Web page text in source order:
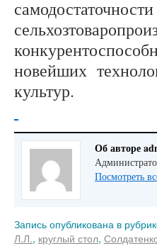
новейших
культур.
Об авторе
Посмотреть
Запись опубликована в
Л.Л., круглый стол,